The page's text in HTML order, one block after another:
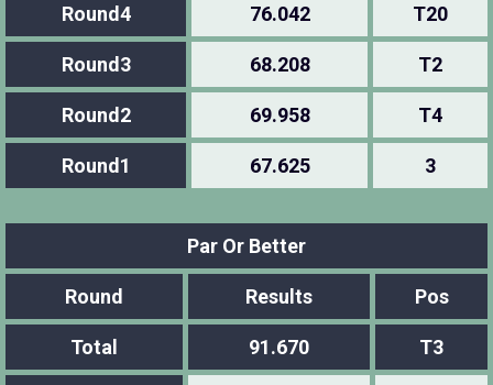
Round4 76.042 T20
Round3 68.208 T2
Round2 69.958 T4
Round1 67.625 3
Par Or Better
Round Results Pos
Total 91.670 T3